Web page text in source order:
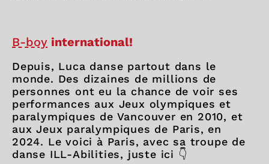
B-boy international!
Depuis, Luca danse partout dans le
monde. Des dizaines de millions de
personnes ont eu la chance de voir ses
performances aux Jeux olympiques et
paralympiques de Vancouver en 2010, et
aux Jeux paralympiques de Paris, en
2024. Le voici à Paris, avec sa troupe de
danse ILL-Abilities, juste ici 👇